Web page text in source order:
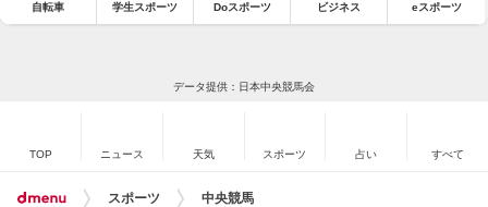
自転車 学生スポーツ Doスポーツ ビジネス eスポーツ
データ提供：日本中央競馬会
TOP ニュース 天気 スポーツ 占い すべて
スポーツ 中央競馬